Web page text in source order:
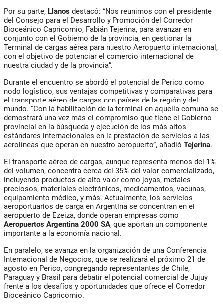
Por su parte, Llanos destacó: “Nos reunimos con el presidente
del Consejo para el Desarrollo y Promoción del Corredor
Bioceánico Capricornio, Fabián Tejerina, para avanzar en
conjunto con el Gobierno de la provincia, en gestionar la
Terminal de cargas aérea para nuestro Aeropuerto internacional,
con el objetivo de potenciar el comercio internacional de
nuestra ciudad y de la provincia”.
Durante el encuentro se abordó el potencial de Perico como
nodo logístico, sus ventajas competitivas y comparativas para
el transporte aéreo de cargas con países de la región y del
mundo. “Con la habilitación de la terminal en aquella comuna se
demostrará una vez más el compromiso que tiene el Gobierno
provincial en la búsqueda y ejecución de los más altos
estándares internacionales en la prestación de servicios a las
aerolíneas que operan en nuestro aeropuerto”, añadió Tejerina.
El transporte aéreo de cargas, aunque representa menos del 1%
del volumen, concentra cerca del 35% del valor comercializado,
incluyendo productos de alto valor como joyas, metales
preciosos, materiales electrónicos, medicamentos, vacunas,
equipamiento médico, y más. Actualmente, los servicios
aeroportuarios de carga en Argentina se concentran en el
aeropuerto de Ezeiza, donde operan empresas como
Aeropuertos Argentina 2000 SA, que aportan un componente
importante a la economía nacional.
En paralelo, se avanza en la organización de una Conferencia
Internacional de Negocios, que se realizará el próximo 21 de
agosto en Perico, congregando representantes de Chile,
Paraguay y Brasil para debatir el potencial comercial de Jujuy
frente a los desafíos y oportunidades que ofrece el Corredor
Bioceánico Capricornio.